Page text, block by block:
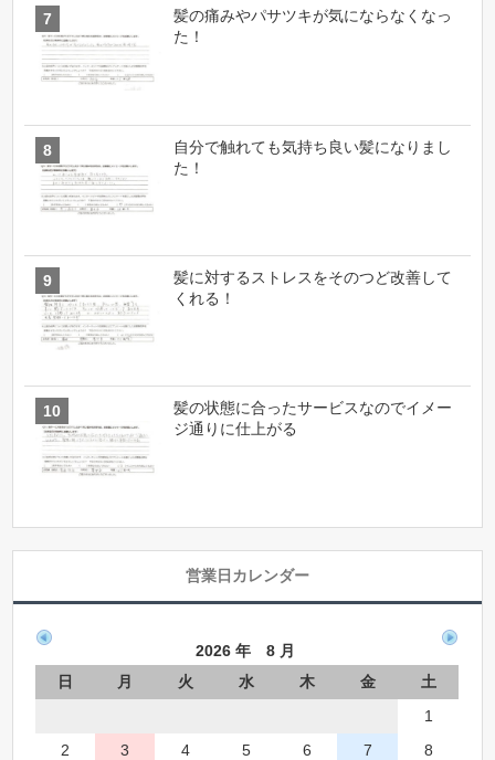
髪の痛みやパサツキが気にならなくなっ
た！
自分で触れても気持ち良い髪になりまし
た！
髪に対するストレスをそのつど改善して
くれる！
髪の状態に合ったサービスなのでイメー
ジ通りに仕上がる
営業日カレンダー
2026 年 8 月
日
月 火 水 木 金
土
1
2
3 4 5 6 7
8